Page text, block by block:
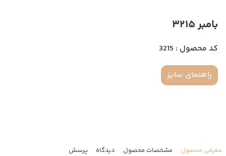
بامبر 3215
کد محصول : 3215
راهنمای سایز
معرفی محصول مشخصات محصول دیدگاه پرسش